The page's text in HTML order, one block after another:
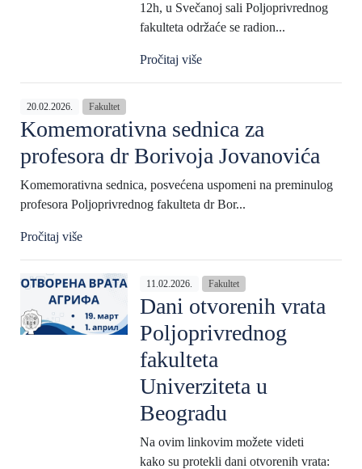
12h, u Svečanoj sali Poljoprivrednog
fakulteta održaće se radion...
Pročitaj više
20.02.2026. Fakultet
Komemorativna sednica za
profesora dr Borivoja Jovanovića
Komemorativna sednica, posvećena uspomeni na preminulog
profesora Poljoprivrednog fakulteta dr Bor...
Pročitaj više
11.02.2026. Fakultet
Dani otvorenih vrata
Poljoprivrednog
fakulteta
Univerziteta u
Beogradu
Na ovim linkovim možete videti
kako su protekli dani otvorenih vrata: